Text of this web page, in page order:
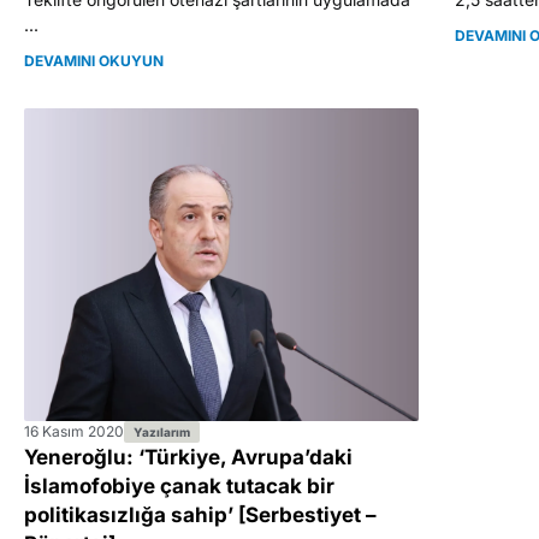
...
DEVAMINI OKUYUN
DEVAMINI
16 Kasım 2020 Yazılarım
Yeneroğlu: ‘Türkiye, Avrupa’daki
İslamofobiye çanak tutacak bir
politikasızlığa sahip’ [Serbestiyet –